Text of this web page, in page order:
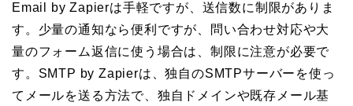
Email by Zapierは手軽ですが、送信数に制限がありま
す。少量の通知なら便利ですが、問い合わせ対応や大
量のフォーム返信に使う場合は、制限に注意が必要で
す。SMTP by Zapierは、独自のSMTPサーバーを使っ
てメールを送る方法で、独自ドメインや既存メール基